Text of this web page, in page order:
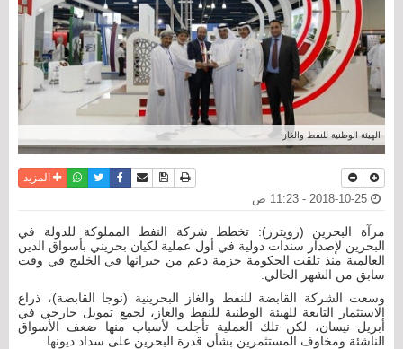
الهيئة الوطنية للنفط والغاز
نسخة للطباعة
حفظ الموضوع
أرسل الى صديق
فيسبوكتويترواتسابالمزيد
مرآة البحرين (رويترز): تخطط شركة النفط المملوكة للدولة في
البحرين لإصدار سندات دولية في أول عملية لكيان بحريني بأسواق الدين
العالمية منذ تلقت الحكومة حزمة دعم من جيرانها في الخليج في وقت
سابق من الشهر الحالي.
وسعت الشركة القابضة للنفط والغاز البحرينية (نوجا القابضة)، ذراع
الاستثمار التابعة للهيئة الوطنية للنفط والغاز، لجمع تمويل خارجي في
أبريل نيسان، لكن تلك العملية تأجلت لأسباب منها ضعف الأسواق
الناشئة ومخاوف المستثمرين بشأن قدرة البحرين على سداد ديونها.